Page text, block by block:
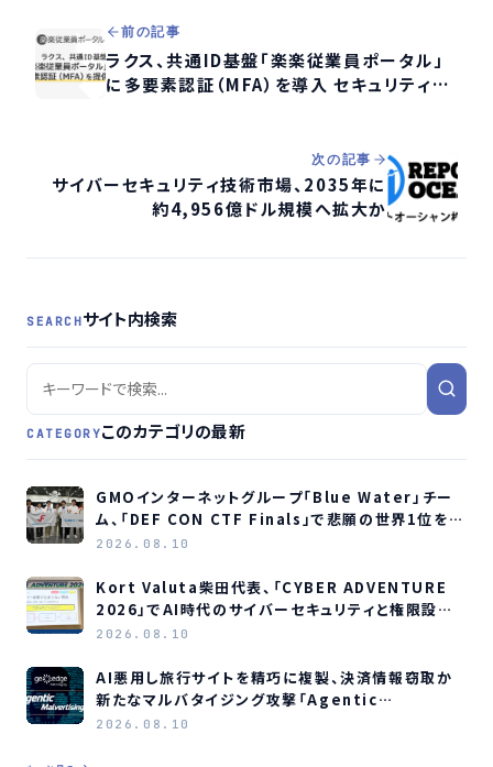
前の記事
ラクス、共通ID基盤「楽楽従業員ポータル」
に多要素認証（MFA）を導入 セキュリティと
次の記事
サイバーセキュリティ技術市場、2035年に
約4,956億ドル規模へ拡大か
SEARCHサイト内検索
CATEGORYこのカテゴリの最新
GMOインターネットグループ「Blue Water」チー
ム、「DEF CON CTF Finals」で悲願の世界1位を獲
得
2026.08.10
Kort Valuta柴田代表、「CYBER ADVENTURE
2026」でAI時代のサイバーセキュリティと権限設計
を解説
2026.08.10
AI悪用し旅行サイトを精巧に複製、決済情報窃取か
新たなマルバタイジング攻撃「Agentic
Malvertising」の脅威をGeoEdgeが警告
2026.08.10